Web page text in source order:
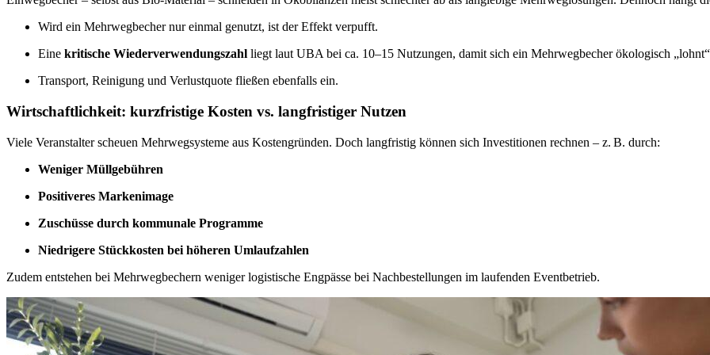
Wird ein Mehrwegbecher nur einmal genutzt, ist der Effekt verpufft.
Eine kritische Wiederverwendungszahl liegt laut UBA bei ca. 10–15 Nutzungen, damit sich ein Mehrwegbecher ökologisch
Transport, Reinigung und Verlustquote fließen ebenfalls ein.
Wirtschaftlichkeit: kurzfristige Kosten vs. langfristiger Nutzen
Viele Veranstalter scheuen Mehrwegsysteme aus Kostengründen. Doch langfristig können sich Investitionen rechnen – z. B. durch:
Weniger Müllgebühren
Positiveres Markenimage
Zuschüsse durch kommunale Programme
Niedrigere Stückkosten bei höheren Umlaufzahlen
Zudem entstehen bei Mehrwegbechern weniger logistische Engpässe bei Nachbestellungen im laufenden Eventbetrieb.